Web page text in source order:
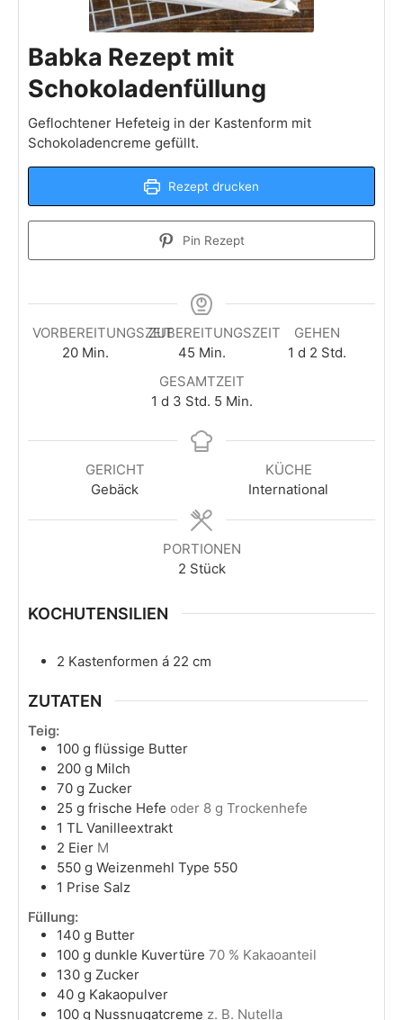
Babka Rezept mit
Schokoladenfüllung
Geflochtener Hefeteig in der Kastenform mit
Schokoladencreme gefüllt.
Rezept drucken
Pin Rezept
VORBEREITUNGSZEIT
20Minuten
Min.
ZUBEREITUNGSZEIT
45Minuten
Min.
GEHEN
1 day
d 2 Stunden
Std.
GESAMTZEIT
1 day
d 3Stunden
Std. 5Minuten
Min.
GERICHT
Gebäck
KÜCHE
International
PORTIONEN
2 Stück
KOCHUTENSILIEN
2 Kastenformen á 22 cm
ZUTATEN
Teig:
100 g flüssige Butter
200 g Milch
70 g Zucker
25 g frische Hefe oder 8 g Trockenhefe
1 TL Vanilleextrakt
2 Eier M
550 g Weizenmehl Type 550
1 Prise Salz
Füllung:
140 g Butter
100 g dunkle Kuvertüre 70 % Kakaoanteil
130 g Zucker
40 g Kakaopulver
100 g Nussnugatcreme z. B. Nutella